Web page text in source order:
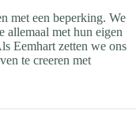
met een beperking. We
allemaal met hun eigen
Eemhart zetten we ons
te creeren met